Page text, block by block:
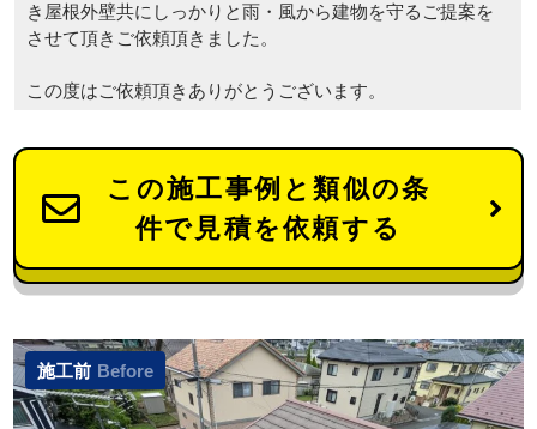
き屋根外壁共にしっかりと雨・風から建物を守るご提案を
させて頂きご依頼頂きました。
この度はご依頼頂きありがとうございます。
この施工事例と類似の条
件で見積を依頼する
施工前 Before